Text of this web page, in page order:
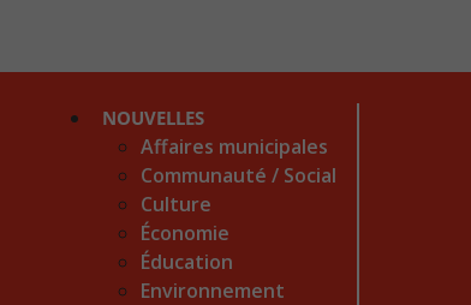
NOUVELLES
Affaires municipales
Communauté / Social
Culture
Économie
Éducation
Environnement